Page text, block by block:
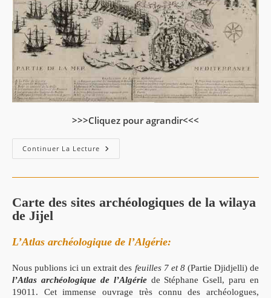
>>>Cliquez pour agrandir<<<
Continuer La Lecture
Gravure
Carte des sites archéologiques de la wilaya
de Jijel
L’Atlas archéologique de l’Algérie:
Nous publions ici un extrait des feuilles 7 et 8(Partie Djidjelli) de
l’Atlas archéologique de l’Algériede Stéphane Gsell, paru en
19011. Cet immense ouvrage très connu des archéologues,